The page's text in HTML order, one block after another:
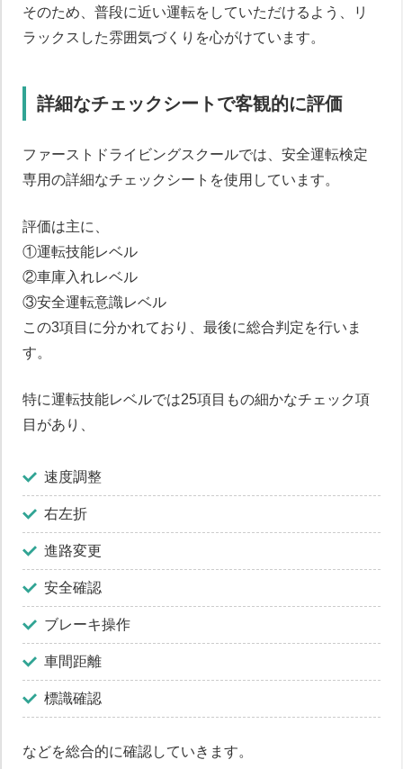
そのため、普段に近い運転をしていただけるよう、リ
ラックスした雰囲気づくりを心がけています。
詳細なチェックシートで客観的に評価
ファーストドライビングスクールでは、安全運転検定
専用の詳細なチェックシートを使用しています。
評価は主に、
①運転技能レベル
②車庫入れレベル
③安全運転意識レベル
この3項目に分かれており、最後に総合判定を行いま
す。
特に運転技能レベルでは25項目もの細かなチェック項
目があり、
速度調整
右左折
進路変更
安全確認
ブレーキ操作
車間距離
標識確認
などを総合的に確認していきます。